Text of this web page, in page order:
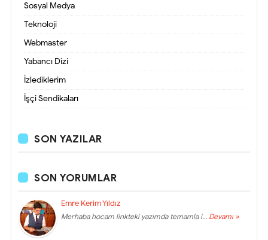
Sosyal Medya
Teknoloji
Webmaster
Yabancı Dizi
İzlediklerim
İşçi Sendikaları
SON YAZILAR
SON YORUMLAR
Emre Kerim Yıldız
Merhaba hocam linkteki yazımda temamla i… Devamı »